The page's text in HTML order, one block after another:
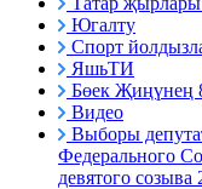
Югалту
Спорт
ЯшьТИ
Бөек Җиңүнең
Видео
Выборы
Федерального
девятого созыва